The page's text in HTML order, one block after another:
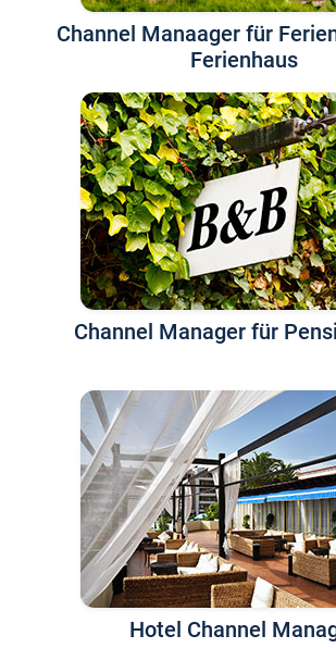
Channel Manaager für
Ferienhaus
Channel Manager für
Hotel Channel